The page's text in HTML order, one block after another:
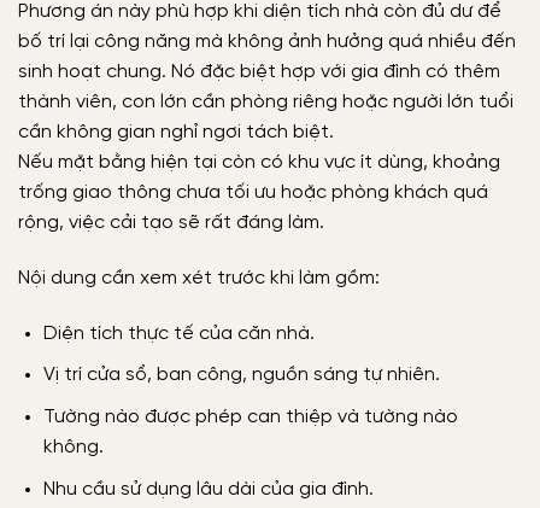
Phương án này phù hợp khi diện tích nhà còn đủ dư để
bố trí lại công năng mà không ảnh hưởng quá nhiều đến
sinh hoạt chung. Nó đặc biệt hợp với gia đình có thêm
thành viên, con lớn cần phòng riêng hoặc người lớn tuổi
cần không gian nghỉ ngơi tách biệt.
Nếu mặt bằng hiện tại còn có khu vực ít dùng, khoảng
trống giao thông chưa tối ưu hoặc phòng khách quá
rộng, việc cải tạo sẽ rất đáng làm.
Nội dung cần xem xét trước khi làm gồm:
Diện tích thực tế của căn nhà.
Vị trí cửa sổ, ban công, nguồn sáng tự nhiên.
Tường nào được phép can thiệp và tường nào
không.
Nhu cầu sử dụng lâu dài của gia đình.